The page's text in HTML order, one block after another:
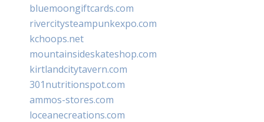
bluemoongiftcards.com
rivercitysteampunkexpo.com
kchoops.net
mountainsideskateshop.com
kirtlandcitytavern.com
301nutritionspot.com
ammos-stores.com
loceanecreations.com